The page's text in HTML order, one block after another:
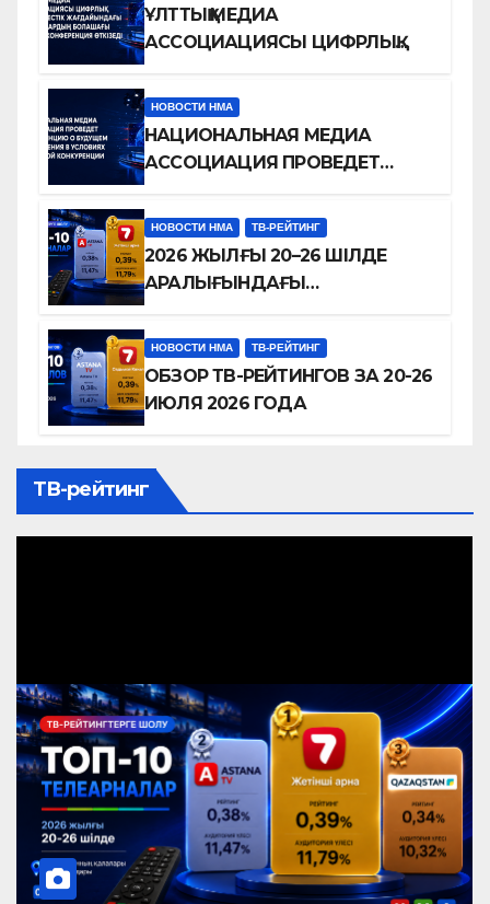
ҰЛТТЫҚ МЕДИА
АССОЦИАЦИЯСЫ ЦИФРЛЫҚ
ЖАҒДАЙЫНДАҒЫ
ТЕЛЕДИДАРДЫҢ БОЛАШАҒЫ
ТУРАЛЫ КОНФЕРЕНЦИЯ
ӨТКІЗЕДІ
НОВОСТИ НМА
НАЦИОНАЛЬНАЯ МЕДИА
АССОЦИАЦИЯ ПРОВЕДЕТ
ТЕЛЕВИДЕНИЯ В УСЛОВИЯХ
ЦИФРОВОЙ КОНКУРЕНЦИИ
НОВОСТИ НМА ТВ-РЕЙТИНГ
2026 ЖЫЛҒЫ 20–26 ШІЛДЕ
АРАЛЫҒЫНДАҒЫ
ШОЛУ
НОВОСТИ НМА ТВ-РЕЙТИНГ
ОБЗОР ТВ-РЕЙТИНГОВ ЗА 20-26
ИЮЛЯ 2026 ГОДА
ТВ-рейтинг